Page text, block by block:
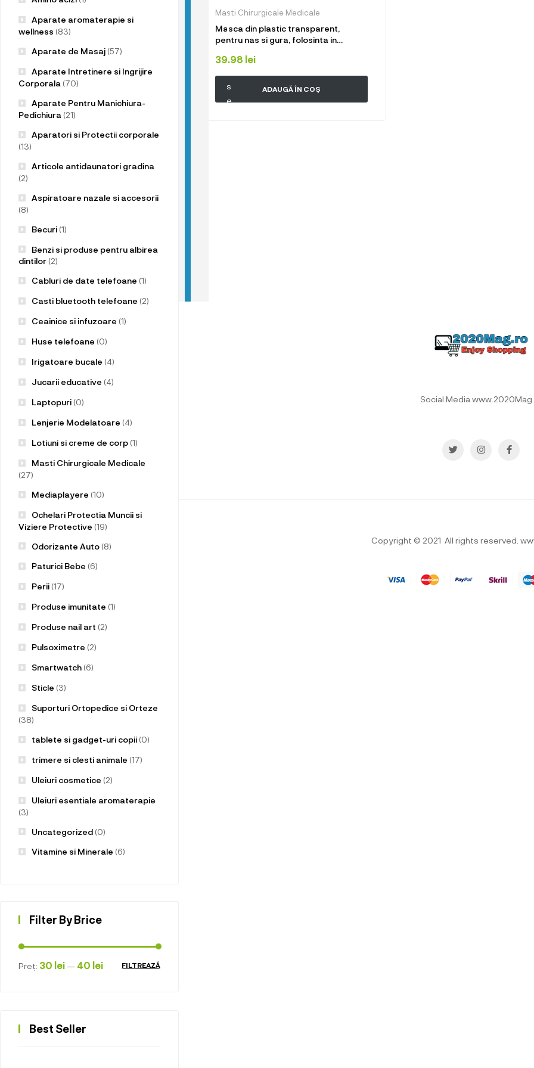
Masti Chirurgicale Medicale
Masca din plastic transparent,
pentru nas si gura, folosinta in
Infrumusetare, transparent
39.98 lei
ADAUGĂ ÎN COȘ
Aparate aromaterapie si
wellness (83)
Aparate de Masaj(57)
Aparate Intretinere si Ingrijire
Corporala (70)
Aparate Pentru Manichiura-
Pedichiura (21)
Aparatori si Protectii corporale
(13)
Articole antidaunatori gradina
(2)
Aspiratoare nazale si accesorii
(8)
Becuri(1)
Benzi si produse pentru albirea
dintilor(2)
Cabluri de date telefoane (1)
Casti bluetooth telefoane (2)
Ceainice si infuzoare (1)
Huse telefoane (0)
Irigatoare bucale (4)
Jucarii educative (4)
Laptopuri(0)
Lenjerie Modelatoare (4)
Lotiuni si creme de corp(1)
Masti Chirurgicale Medicale
(27)
Mediaplayere (10)
Ochelari Protectia Muncii si
Viziere Protective (19)
Odorizante Auto(8)
Paturici Bebe (6)
Perii(17)
Produse imunitate (1)
Produse nail art (2)
Pulsoximetre (2)
Smartwatch(6)
Sticle (3)
Suporturi Ortopedice si Orteze
(38)
tablete si gadget-uri copii(0)
trimere si clesti animale (17)
Uleiuri cosmetice (2)
Uleiuri esentiale aromaterapie
(3)
Uncategorized(0)
Vitamine si Minerale (6)
Filter By Brice
FILTREAZĂ
Preț: 30 lei — 40 lei
Best Seller
p
r
o
d
s
e
Social Media
Copyright © 2021 All rights reserved.